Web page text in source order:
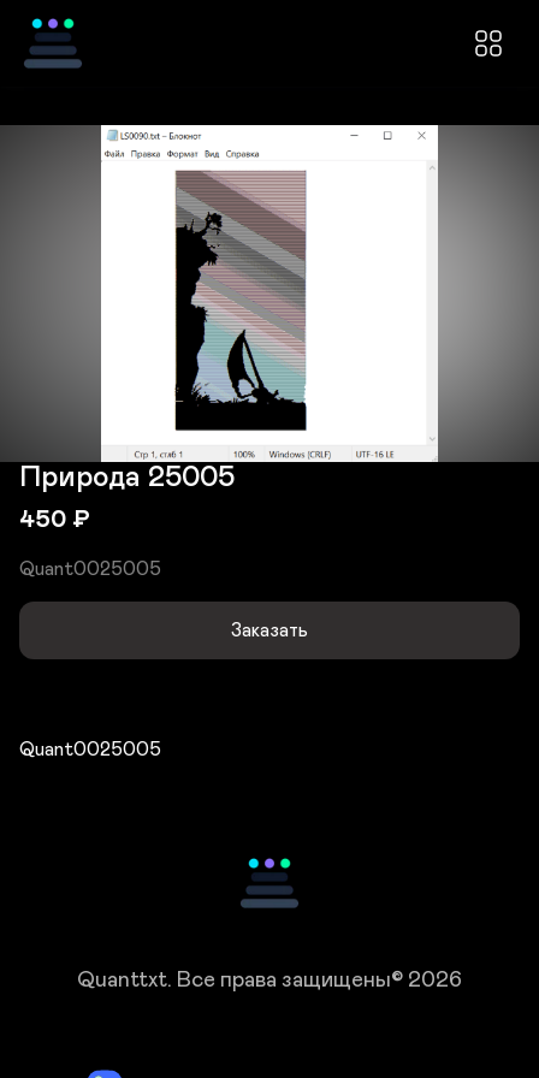
Природа 25005
450 ₽
Quant0025005
Заказать
Quant0025005
Quanttxt. Все права защищены© 2026